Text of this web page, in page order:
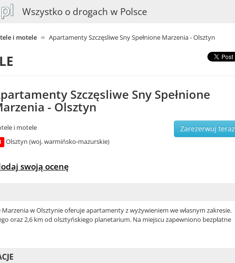
Wszystko o drogach w Polsce
i motele Apartamenty Szczęsliwe Sny Spełnione Marzenia - Olsztyn
Szczęsliwe Sny Spełnione
- Olsztyn
Zarezerwuj teraz
i motele
Olsztyn (woj. warmińsko-mazurskie)
swoją ocenę
w Olsztynie oferuje apartamenty z wyżywieniem we własnym zakresie.
oraz 2,6 km od olsztyńskiego planetarium. Na miejscu zapewniono bezpłatne